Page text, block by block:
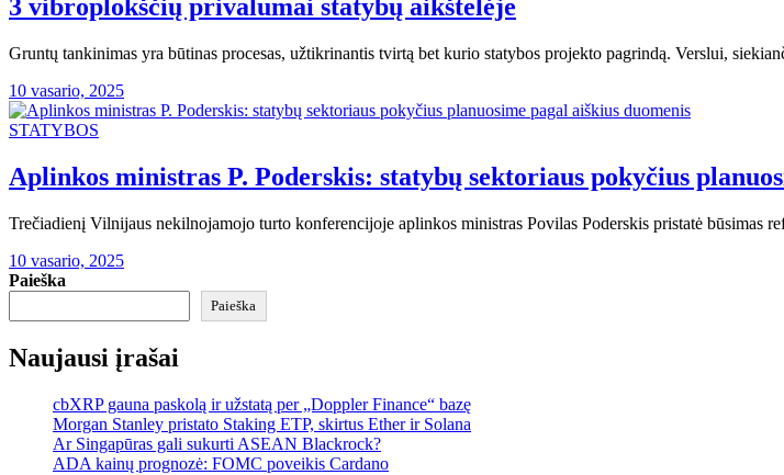
3 vibroplokščių privalumai statybų aikštelėje
Gruntų tankinimas yra būtinas procesas, užtikrinantis tvirtą bet kurio statybos projekto pagrindą. Verslui,
10 vasario, 2025
STATYBOS
Aplinkos ministras P. Poderskis: statybų sektoriaus pokyčius
Trečiadienį Vilnijaus nekilnojamojo turto konferencijoje aplinkos ministras Povilas Poderskis pristatė būsimas
10 vasario, 2025
Paieška
Paieška
Naujausi įrašai
cbXRP gauna paskolą ir užstatą per „Doppler Finance“ bazę
Morgan Stanley pristato Staking ETP, skirtus Ether ir Solana
Ar Singapūras gali sukurti ASEAN Blackrock?
ADA kainų prognozė: FOMC poveikis Cardano